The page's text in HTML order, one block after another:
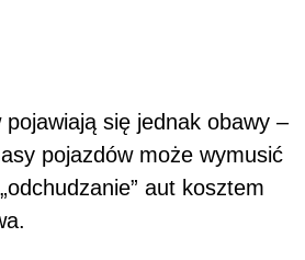
się jednak obawy –
pojazdów może wymusić
aut kosztem